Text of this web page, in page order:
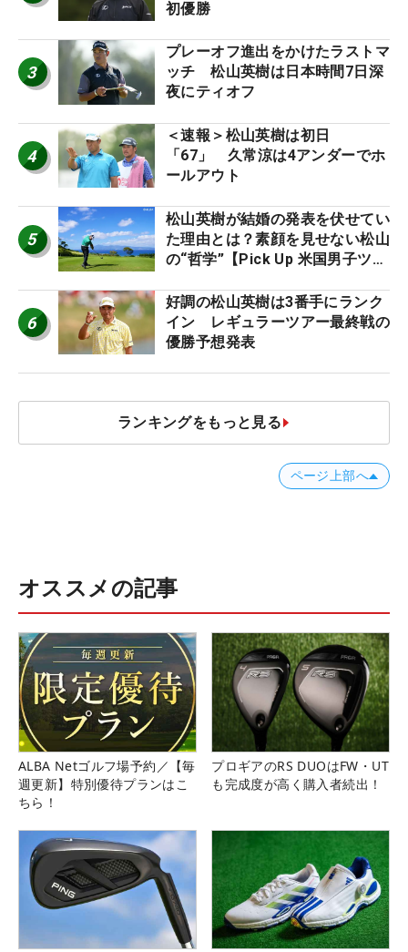
初優勝
3
プレーオフ進出をかけたラストマ
ッチ 松山英樹は日本時間7日深
夜にティオフ
4
＜速報＞松山英樹は初日
「67」 久常涼は4アンダーでホ
ールアウト
5
松山英樹が結婚の発表を伏せてい
た理由とは？素顔を見せない松山
の“哲学”【Pick Up 米国男子ツア
6
好調の松山英樹は3番手にランク
イン レギュラーツアー最終戦の
優勝予想発表
ランキングをもっと見る
ページ上部へ
オススメの記事
ALBA Netゴルフ場予約／【毎
週更新】特別優待プランはこ
ちら！
プロギアのRS DUOはFW・UT
も完成度が高く購入者続出！